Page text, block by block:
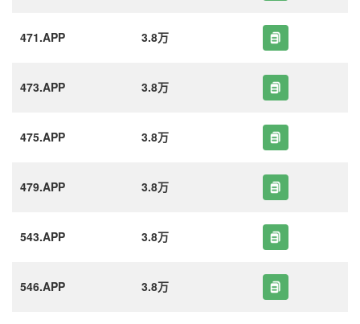
471.APP 3.8万
473.APP 3.8万
475.APP 3.8万
479.APP 3.8万
543.APP 3.8万
546.APP 3.8万